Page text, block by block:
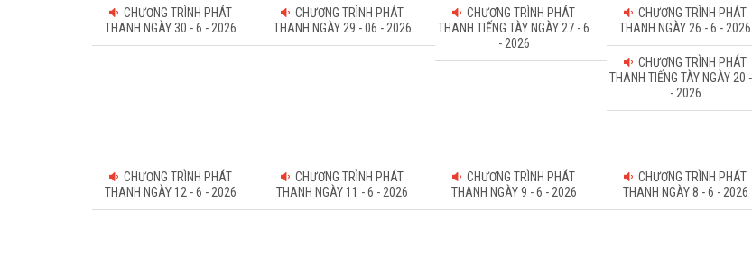
CHƯƠNG TRÌNH PHÁT
THANH NGÀY 30 - 6 - 2026
CHƯƠNG TRÌNH PHÁT
THANH NGÀY 29 - 06 - 2026
CHƯƠNG TRÌNH PHÁT
THANH TIẾNG TÀY NGÀY 27 - 6
- 2026
CHƯƠNG TRÌNH PHÁT
THANH NGÀY 26 - 6 - 2026
CHƯƠNG TRÌNH PHÁT
THANH TIẾNG TÀY NGÀY 20
- 2026
CHƯƠNG TRÌNH PHÁT
THANH NGÀY 12 - 6 - 2026
CHƯƠNG TRÌNH PHÁT
THANH NGÀY 11 - 6 - 2026
CHƯƠNG TRÌNH PHÁT
THANH NGÀY 9 - 6 - 2026
CHƯƠNG TRÌNH PHÁT
THANH NGÀY 8 - 6 - 2026